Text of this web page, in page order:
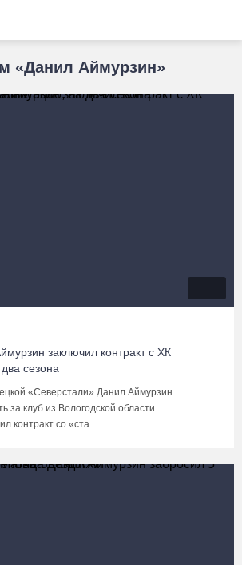
«Данил Аймурзин»
заключил контракт с ХК
сезона
«Северстали» Данил Аймурзин
за клуб из Вологодской области.
контракт со «ста...